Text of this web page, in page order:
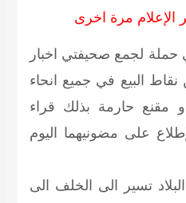
الإعلام مرة اخرى
حملة لجمع صحيفتي اخبار
البيع في جميع انحاء
مقنع حارمة بذلك قراء
على مضونيهما اليوم
تسير الى الخلف الى